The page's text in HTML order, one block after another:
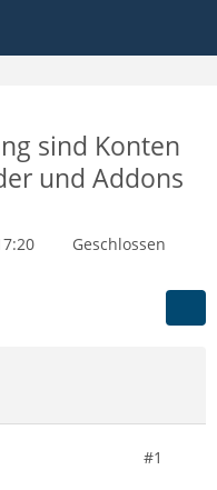
sind Konten
und Addons
Geschlossen
#1